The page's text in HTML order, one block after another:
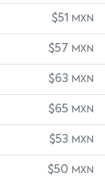
$51 MXN
$57 MXN
$63 MXN
$65 MXN
$53 MXN
$50 MXN